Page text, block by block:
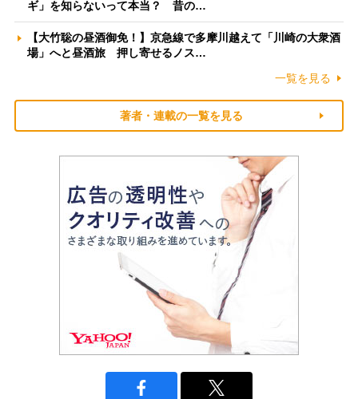
ギ」を知らないって本当？ 昔の…
【大竹聡の昼酒御免！】京急線で多摩川越えて「川崎の大衆酒
場」へと昼酒旅 押し寄せるノス…
一覧を見る
著者・連載の一覧を見る